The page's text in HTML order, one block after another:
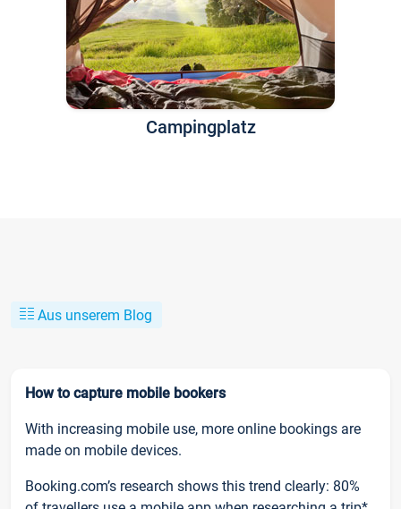
Campingplatz
Aus unserem Blog
How to capture mobile bookers
With increasing mobile use, more online bookings are
made on mobile devices.
Booking.com’s research shows this trend clearly: 80%